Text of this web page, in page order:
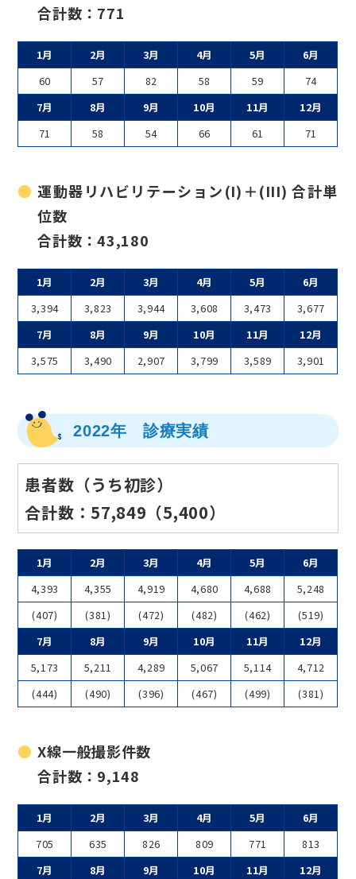
合計数：771
1月 2月 3月 4月 5月
6月
60
57 82 58 59
74
7月
8月 9月 10月 11月
12月
71
58 54 66 61 71
運動器リハビリテーション(I)＋(III) 合計単
位数
合計数：43,180
1月 2月 3月 4月 5月
6月
3,394
3,823 3,944 3,608 3,473
3,677
7月
8月 9月 10月 11月
12月
3,575
3,490 2,907 3,799 3,589 3,901
2022年 診療実績
患者数（うち初診）
合計数：57,849（5,400）
1月 2月 3月 4月 5月
6月
4,393
4,355 4,919 4,680 4,688
5,248
(407)
(381) (472) (482) (462)
(519)
7月
8月 9月 10月 11月
12月
5,173
5,211 4,289 5,067 5,114
4,712
(444)
(490) (396) (467) (499) (381)
X線一般撮影件数
合計数：9,148
1月 2月 3月 4月 5月
6月
705
635 826 809 771
813
7月
8月 9月 10月 11月
12月